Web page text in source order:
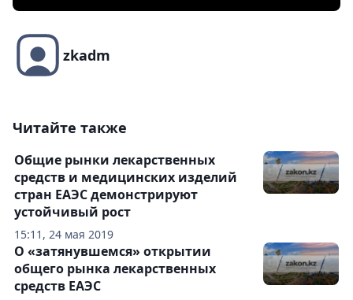
zkadm
Читайте также
15:11, 24 мая 2019
Общие рынки лекарственных
средств и медицинских изделий
стран ЕАЭС демонстрируют
устойчивый рост
О «затянувшемся» открытии
общего рынка лекарственных
средств ЕАЭС